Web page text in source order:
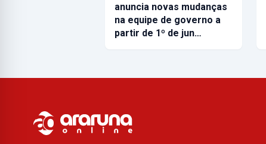
anuncia novas mudanças
na equipe de governo a
partir de 1º de jun…